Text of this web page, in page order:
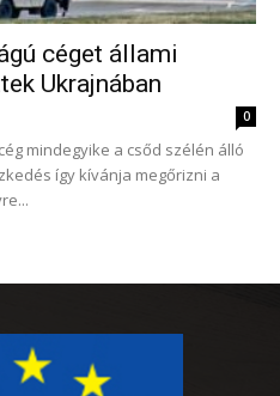
céget állami
Ukrajnában
0
mindegyike a csőd szélén álló
így kívánja megőrizni a